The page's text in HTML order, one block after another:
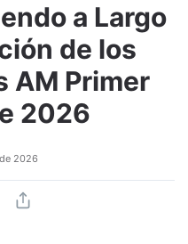
a Largo
de los
AM Primer
2026
2026